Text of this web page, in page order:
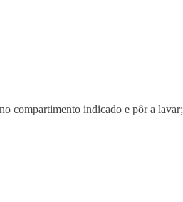
compartimento indicado e pôr a lavar;